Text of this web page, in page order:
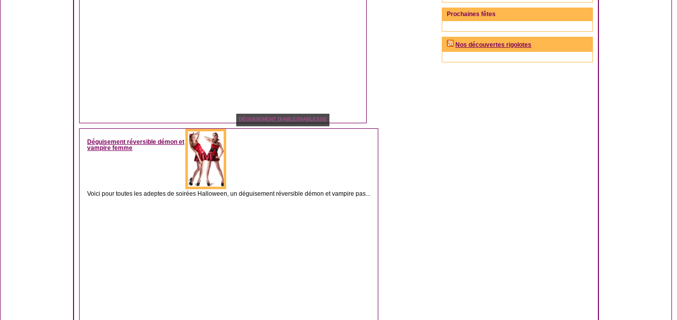
DÉGUISEMENT DIABLE/DIABLESSE
Déguisement réversible démon et
vampire femme
Voici pour toutes les adeptes de soirées Halloween, un déguisement réversible démon et vampire pas...
Prochaines fêtes
Nos découvertes rigolotes